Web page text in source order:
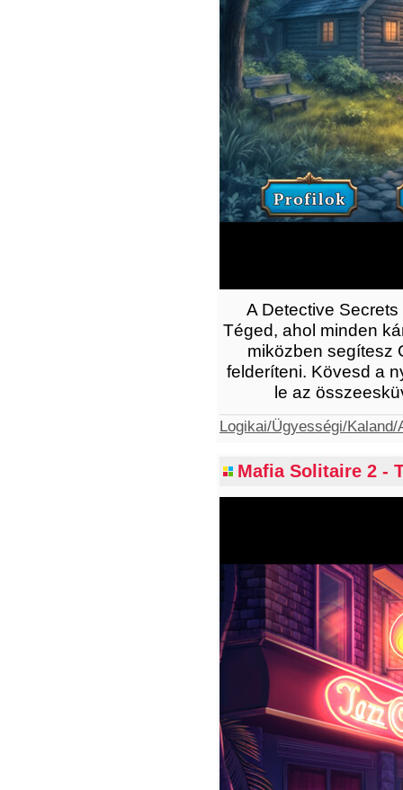
A Detective
Téged, ahol minden
miközben segítesz
felderíteni. Kövesd a
le az
Logikai/Ügyességi/Kaland/
Mafia Solitaire 2 -